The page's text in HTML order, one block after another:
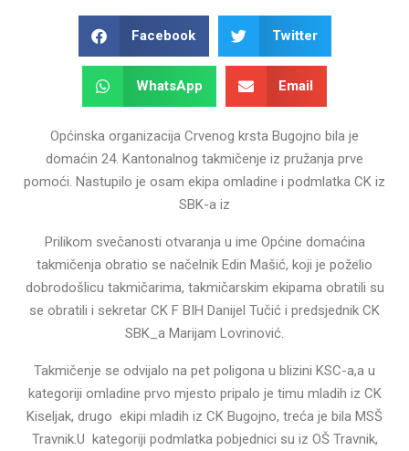
Facebook Twitter
WhatsApp Email
Općinska organizacija Crvenog krsta Bugojno bila je
domaćin 24. Kantonalnog takmičenje iz pružanja prve
pomoći. Nastupilo je osam ekipa omladine i podmlatka CK iz
SBK-a iz
Prilikom svečanosti otvaranja u ime Općine domaćina
takmičenja obratio se načelnik Edin Mašić, koji je poželio
dobrodošlicu takmičarima, takmičarskim ekipama obratili su
se obratili i sekretar CK F BIH Danijel Tučić i predsjednik CK
SBK_a Marijam Lovrinović.
Takmičenje se odvijalo na pet poligona u blizini KSC-a,a u
kategoriji omladine prvo mjesto pripalo je timu mladih iz CK
Kiseljak, drugo ekipi mladih iz CK Bugojno, treća je bila MSŠ
Travnik.U kategoriji podmlatka pobjednici su iz OŠ Travnik,